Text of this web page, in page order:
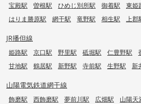
宝殿駅 曽根駅 ひめじ別所駅 御着駅 東姫
はりま勝原駅
網干駅 竜野駅 相生駅 上郡
JR播但線
姫路駅 京口駅 野里駅 砥堀駅 仁豊野駅
甘地駅
鶴居駅 新野駅 寺前駅 生野駅 新
山陽電気鉄道網干線
飾磨駅 西飾磨駅 夢前川駅 広畑駅 山陽天